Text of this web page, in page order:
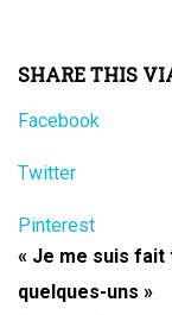
SHARE THIS
Facebook
Twitter
Pinterest
« Je me suis fait
quelques-uns »